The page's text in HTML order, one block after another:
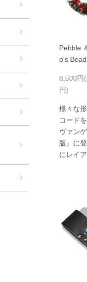
Pebble
p's
8,500円
円)
様々な
コード
ヴァン
版』に
にレイア